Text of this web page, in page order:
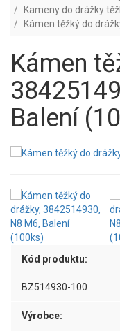
Kameny do drážky
Kámen těžký do
Kámen
Balení
Kód produktu:
BZ514930-100
Výrobce: